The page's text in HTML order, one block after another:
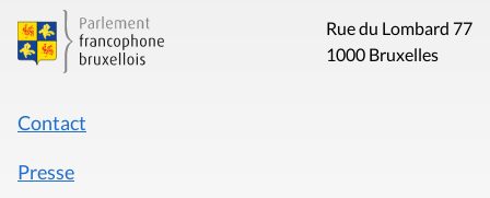
Rue du Lombard 77
1000 Bruxelles
Contact
Presse